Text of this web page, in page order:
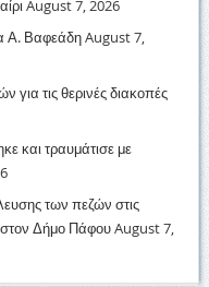
August 7, 2026
Α. ΒαφεάδηAugust 7,
για τις θερινές διακοπές
και τραυμάτισε με
των πεζών στις
στον Δήμο ΠάφουAugust 7,